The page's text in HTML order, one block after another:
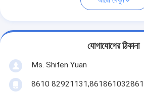
যোগাযোগের ঠিকানা
Ms. Shifen Yuan
8610